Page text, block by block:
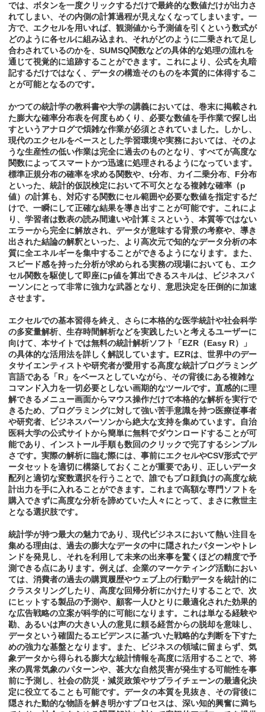
では、ボタンを一度クリックするだけで最終的な数値だけが出力さ
れてしまい、その内側の計算過程が見えなくなってしまいます。一
方で、エクセルを用いれば、観測値から予測値を引くという数式が
どのように各セルに組み込まれ、それがどのように二乗されて足し
合わされているのかを、SUMSQ関数などの具体的な処理の流れを
通じて視覚的に追跡することができます。これにより、公式を丸暗
記するだけではなく、データの構造そのものを本質的に体得するこ
とが可能となるのです。
かつての統計学の教科書や大学の講義においては、巻末に掲載され
た膨大な確率分布表を何度もめくり、必要な数値を手作業で探し出
すというアナログで煩雑な作業が必須とされていました。しかし、
現代のエクセルをベースとした学習環境や実務においては、そのよ
うな生産性の低い作業は完全に過去のものとなり、すべてが高度な
関数によってスマートかつ迅速に処理されるようになっています。
標準正規分布の確率を求める関数や、t分布、カイ二乗分布、F分布
といった、統計的仮説検定において不可欠となる複雑な確率（p
値）の計算も、対応する関数にセル範囲や必要な数値を指定するだ
けで、一瞬にして正確な結果を導き出すことが可能です。これによ
り、学習者は数表の読み間違いや計算ミスという、本質等ではない
エラーから完全に解放され、データが意味する背景の考察や、導き
出された結論の解釈といった、より高次元で知的なデータ分析の本
質に全エネルギーを集中することができるようになります。また、
スピード感を持った分析が求められる実務の現場においても、エク
セル関数を駆使して即座にp値を算出できるスキルは、ビジネスパ
ーソンにとって非常に強力な武器となり、意思決定を圧倒的に加速
させます。
エクセルでの基本習得を終え、さらに本格的な医学統計や社会科学
の多変量解析、生存時間解析などを実践したいと考えるユーザーに
向けて、本サイトでは無料の統計解析ソフト「EZR（Easy R）」
の具体的な活用法を詳しく解説しています。EZRは、世界中のデー
タサイエンティストや研究者が愛用する高度な統計プログラミング
言語である「R」をベースとしていながら、その背後にある複雑な
コマンド入力を一切必要としない画期的なツールです。直感的に理
解できるメニュー画面からマウス操作だけで本格的な解析を実行で
きるため、プログラミングに対して強い苦手意識を持つ医療従事者
や研究者、ビジネスパーソンから絶大な支持を集めています。自治
医科大学の公式サイトから簡単に無料でダウンロードすることが可
能であり、インストール手順も数回のクリックで完了するシンプル
さです。実際の解析に臨む際には、事前にエクセルやCSV形式でデ
ータセットを適切に構築しておくことが重要であり、正しいデータ
配列と適切な変数選択を行うことで、誰でもプロ顔負けの高度な統
計出力を手に入れることができます。これまで高額な専門ソフトを
購入できずに高度な分析を諦めていた人々にとって、まさに救世主
となる選択肢です。
統計学が持つ最大の魅力であり、現代ビジネスにおいて熱い注目を
集める理由は、過去の膨大なデータの中に隠されたパターンやトレ
ンドを発見し、それを利用して未来の出来事を驚くほどの精度で予
測できる点にあります。例えば、企業のマーケティング活動におい
ては、消費者の過去の購買履歴やウェブ上の行動データを統計的に
クラスタリングしたり、高度な回帰分析にかけたりすることで、次
にヒットする製品の予測や、顧客一人ひとりに最適化された効果的
な広告戦略の立案が科学的に可能になります。これは単なる経験や
勘、あるいは声の大きい人の意見に頼る経営からの脱却を意味し、
データという確固たるエビデンスに基づいた戦略的な判断を下すた
めの強力な基盤となります。また、ビジネスの領域に留まらず、気
象データから得られる膨大な統計情報を高度に活用することで、将
来の異常気象のパターンや、甚大な自然災害が発生する可能性を事
前に予測し、社会の防災・減災政策やサプライチェーンの最適化決
定に役立てることも可能です。データの本質を見抜き、その背後に
隠された動的な物語を解き明かすプロセスは、深い知的興奮に満ち